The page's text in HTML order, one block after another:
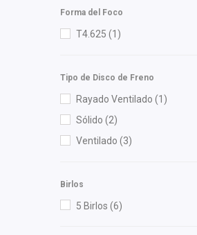
Moresa
MOTORFIL
(3)
Forma del Foco
T4.625 (1)
Tipo de Disco de Freno
Rayado Ventilado (1)
Sólido (2)
Ventilado (3)
Birlos
5 Birlos (6)